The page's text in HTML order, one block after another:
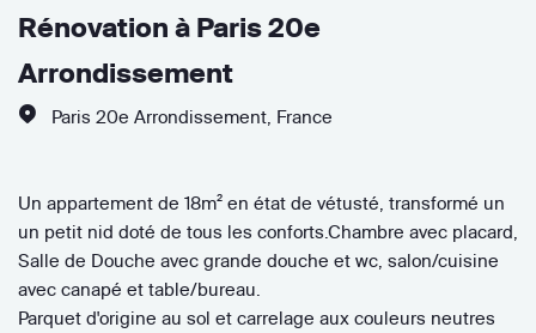
Rénovation à Paris 20e
Arrondissement
Paris 20e Arrondissement France
Un appartement de 18m² en état de vétusté, transformé un
un petit nid doté de tous les conforts.Chambre avec placard,
Salle de Douche avec grande douche et wc, salon/cuisine
avec canapé et table/bureau.
Parquet d'origine au sol et carrelage aux couleurs neutres